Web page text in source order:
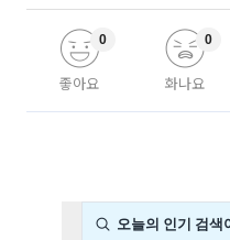
좋아요
0
화나요
0